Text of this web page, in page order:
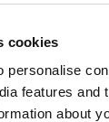
cookies
personalise
features and
about